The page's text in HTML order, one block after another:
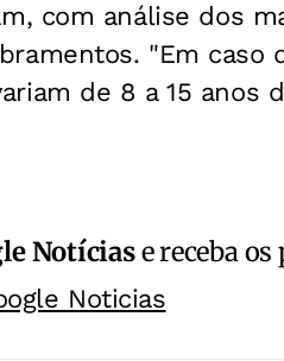
com análise dos
"Em caso
de 8 a 15 anos
Notíciase receba
Noticias